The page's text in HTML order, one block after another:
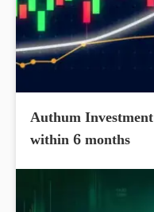
Authum
within 6 months